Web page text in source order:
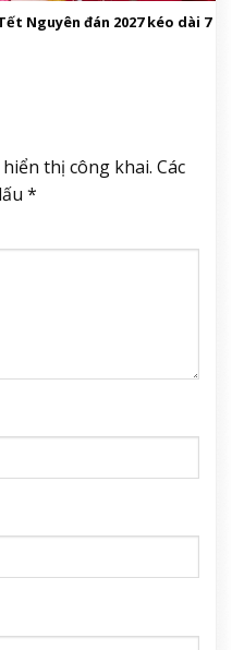
Nguyên đán 2027 kéo dài 7
thị công khai. Các
*